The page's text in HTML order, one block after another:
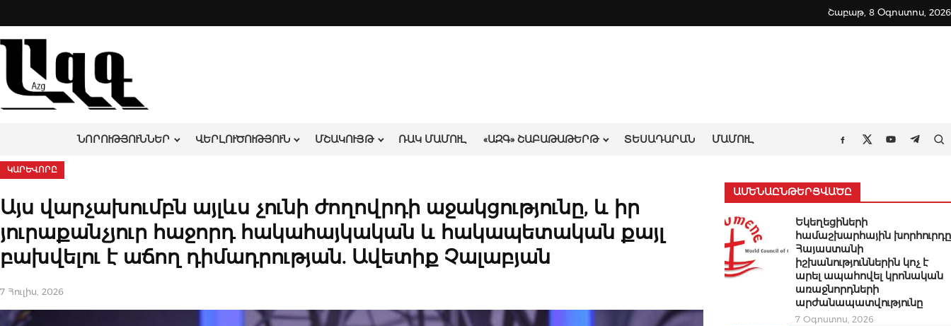
to
content
Շաբաթ, 8 Օգոստոս, 2026
ՆՈՐՈՒԹՅՈՒՆՆԵՐ ՎԵՐԼՈՒԾՈՒԹՅՈՒՆ ՄՇԱԿՈՒՅԹ ՌԱԿ ՄԱՄՈՒԼ «ԱԶԳ» ՇԱԲԱԹԱԹԵՐԹ ՏԵՍԱԴԱՐԱՆ ՄԱՄՈՒԼ
Facebook
TwitterYoutube
ԿԱՐԵՎՈՐԸ
Այս վարչախումբն այլևս չունի ժողովրդի աջակցությունը, և իր
յուրաքանչյուր հաջորդ հակահայկական և հակապետական քայլ
բախվելու է աճող դիմադրության. Ավետիք Չալաբյան
7 Հուլիս, 2026
ԱՄԵՆԱԸՆԹԵՐՑՎԱԾԸ
Եկեղեցիների
համաշխարհային խորհուրդը
Հայաստանի
իշխանություններին կոչ է
արել ապահովել կրոնական
առաջնորդների
արժանապատվությունը
7 Օգոստոս, 2026